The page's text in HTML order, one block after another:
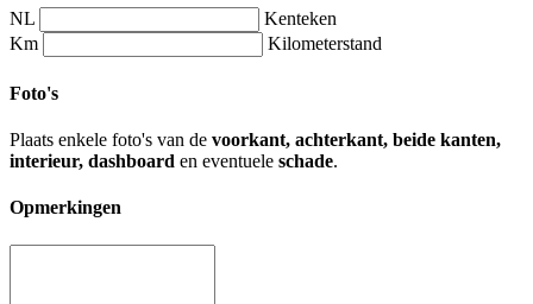
NL
Kenteken
Km
Kilometerstand
Foto's
Plaats enkele foto's van de voorkant, achterkant, beide kanten,
interieur, dashboard en eventuele schade.
Opmerkingen